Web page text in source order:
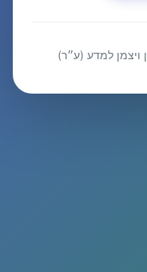
ויצמן למדע (ע״ר)